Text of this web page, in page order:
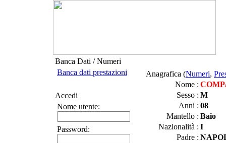
Banca Dati / Numeri
Banca dati prestazioni
Accedi
Nome utente:
Password:
Anagrafica (Numeri,
Nome :
Sesso : M
Anni : 08
Mantello : Baio
Nazionalità : I
Padre :